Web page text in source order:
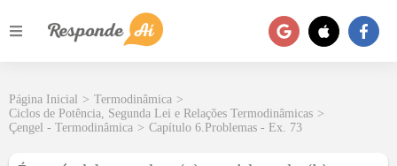
Página Inicial > Termodinâmica >
Ciclos de Potência, Segunda Lei e Relações Termodinâmicas >
Çengel - Termodinâmica > Capítulo 6.Problemas - Ex. 73